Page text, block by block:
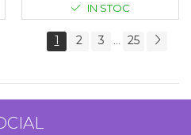
IN STOC
1 2 3 25